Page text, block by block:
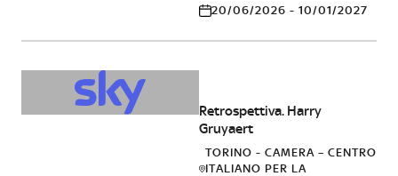
20/06/2026 - 10/01/2027
Retrospettiva. Harry
Gruyaert
TORINO - CAMERA – CENTRO
ITALIANO PER LA